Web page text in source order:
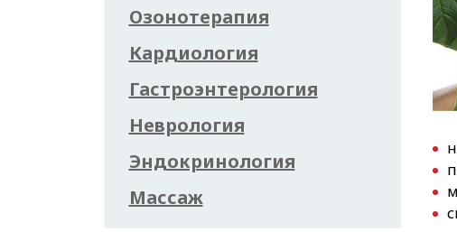
Озонотерапия
Кардиология
Гастроэнтерология
Неврология
Эндокринология
Массаж